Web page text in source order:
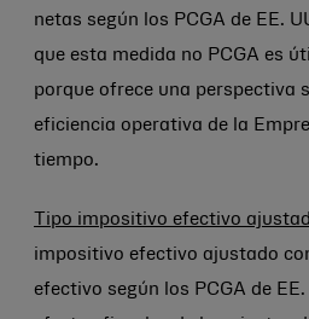
netas según los PCGA de EE.
que esta medida no PCGA es
porque ofrece una perspectiva
eficiencia operativa de la
tiempo.
Tipo impositivo efectivo
impositivo efectivo ajustado
efectivo según los PCGA de